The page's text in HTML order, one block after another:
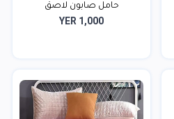
حامل صابون لاصق
YER 1,000